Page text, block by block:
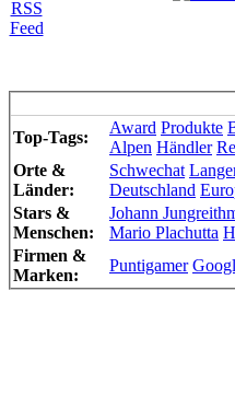
Top-Tags:
Award Produkte
Alpen Händler
Orte &
Länder:
Schwechat
Deutschland
Stars &
Menschen:
Johann
Mario Plachutta
Firmen &
Marken:
Puntigamer